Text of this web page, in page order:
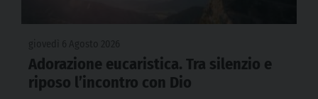
Adorazione eucaristica. Tra silenzio e
riposo l’incontro con Dio